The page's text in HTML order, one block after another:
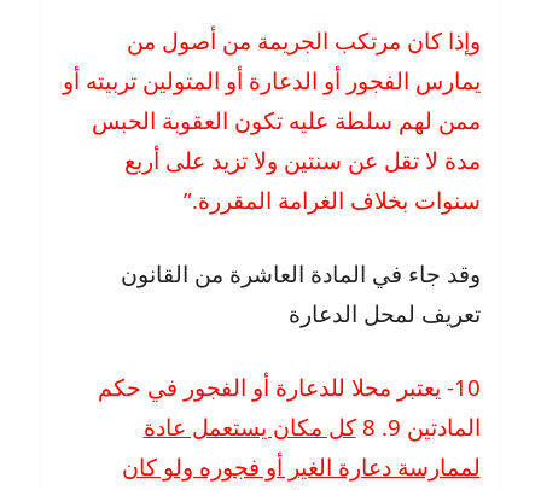
وإذا كان مرتكب الجريمة من أصول من
يمارس الفجور أو الدعارة أو المتولين تربيته أو
ممن لهم سلطة عليه تكون العقوبة الحبس
مدة لا تقل عن سنتين ولا تزيد على أربع
سنوات بخلاف الغرامة المقررة.”
وقد جاء في المادة العاشرة من القانون
تعريف لمحل الدعارة
10- يعتبر محلا للدعارة أو الفجور في حكم
المادتين 9. 8
كل مكان يستعمل عادة
لممارسة دعارة الغير أو فجوره ولو كان